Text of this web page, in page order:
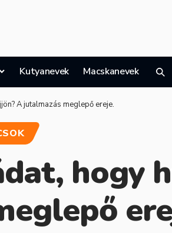
Kutyanevek Macskanevek
A jutalmazás meglepő ereje.
hogy